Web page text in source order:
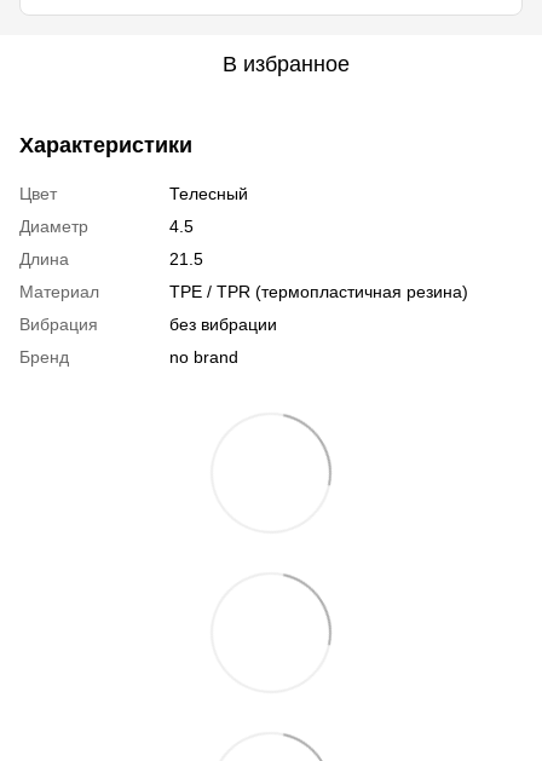
В избранное
Характеристики
Цвет
Телесный
Диаметр
4.5
Длина
21.5
Материал
TPE / TPR (термопластичная резина)
Вибрация
без вибрации
Бренд
no brand